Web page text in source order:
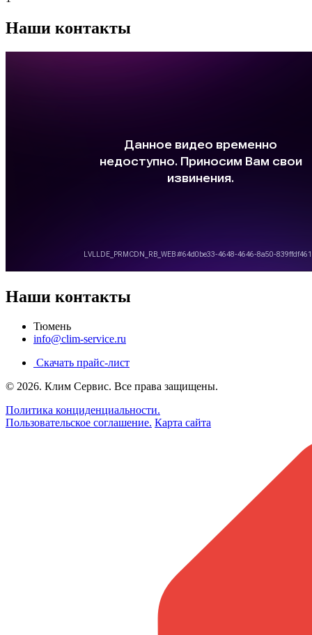
Наши контакты
Наши контакты
Тюмень
info@clim-service.ru
Скачать прайс-лист
© 2026. Клим Сервис. Все права защищены.
Политика конциденциальности.
Пользовательское соглашение. Карта сайта